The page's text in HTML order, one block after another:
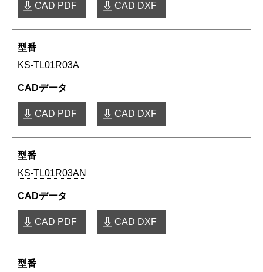
CAD PDF CAD DXF
KS-TL01R03A
CAD PDF CAD DXF
KS-TL01R03AN
CAD PDF CAD DXF